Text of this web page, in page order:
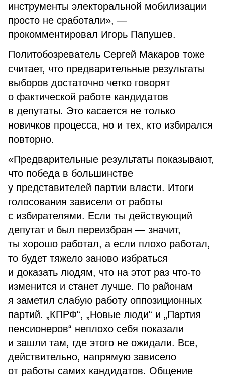
инструменты электоральной мобилизации
просто не сработали», —
прокомментировал Игорь Папушев.
Политобозреватель Сергей Макаров тоже
считает, что предварительные результаты
выборов достаточно четко говорят
о фактической работе кандидатов
в депутаты. Это касается не только
новичков процесса, но и тех, кто избирался
повторно.
«Предварительные результаты показывают,
что победа в большинстве
у представителей партии власти. Итоги
голосования зависели от работы
с избирателями. Если ты действующий
депутат и был переизбран — значит,
ты хорошо работал, а если плохо работал,
то будет тяжело заново избраться
и доказать людям, что на этот раз что-то
изменится и станет лучше. По районам
я заметил слабую работу оппозиционных
партий. „КПРФ“, „Новые люди“ и „Партия
пенсионеров“ неплохо себя показали
и зашли там, где этого не ожидали. Все,
действительно, напрямую зависело
от работы самих кандидатов. Общение